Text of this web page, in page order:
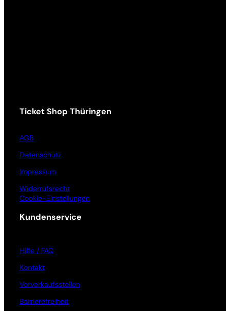
Ticket Shop Thüringen
AGB
Datenschutz
Impressum
Widerrufsrecht
Cookie-Einstellungen
Kundenservice
Hilfe / FAQ
Kontakt
Vorverkaufsstellen
Barrierefreiheit